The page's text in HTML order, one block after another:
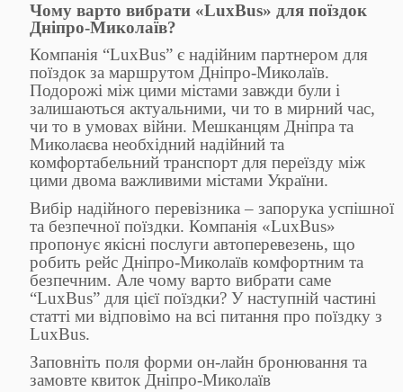
Чому варто вибрати «LuxBus» для поїздок
Дніпро-Миколаїв?
Компанія “LuxBus” є надійним партнером для
поїздок за маршрутом Дніпро-Миколаїв.
Подорожі між цими містами завжди були і
залишаються актуальними, чи то в мирний час,
чи то в умовах війни. Мешканцям Дніпра та
Миколаєва необхідний надійний та
комфортабельний транспорт для переїзду між
цими двома важливими містами України.
Вибір надійного перевізника – запорука успішної
та безпечної поїздки. Компанія «LuxBus»
пропонує якісні послуги автоперевезень, що
робить рейс Дніпро-Миколаїв комфортним та
безпечним. Але чому варто вибрати саме
“LuxBus” для цієї поїздки? У наступній частині
статті ми відповімо на всі питання про поїздку з
LuxBus.
Заповніть поля форми он-лайн бронювання та
замовте квиток Дніпро-Миколаїв